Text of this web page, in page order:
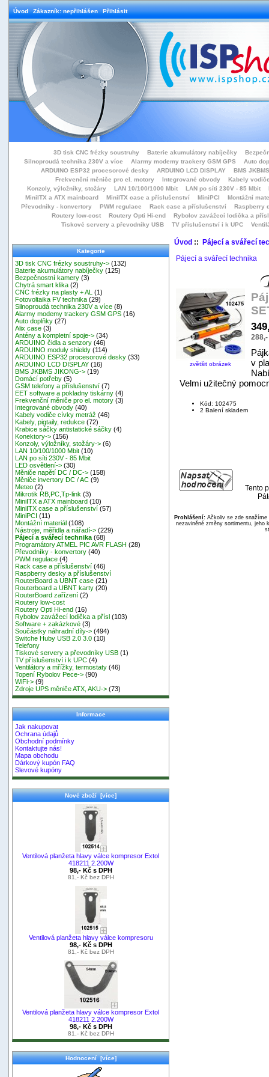
Úvod Zákazník: nepřihlášen Přihlásit
3D tisk CNC frézky soustruhy Baterie akumulátory nabíječky
Silnoproudá technika 230V a více
Alarmy modemy trackery GSM GPS
Auto
ARDUINO ESP32 procesorové desky
ARDUINO LCD DISPLAY
BMS
Frekvenční měniče pro el. motory
Integrované obvody
Kabely
Konzoly, výložníky, stožáry
LAN 10/100/1000 Mbit LAN po síti 230V - 85 Mbit
MiniITX a ATX mainboard
MiniITX case a příslušenství MiniPCI
Montážní
Převodníky - konvertory
PWM regulace Rack case a příslušenství
Raspberry
Routery low-cost
Routery Opti Hi-end
Rybolov zavážecí lodička a přísl
Tiskové servery a převodníky USB
TV příslušenství i k UPC
Kategorie
3D tisk CNC frézky soustruhy-> (132)
Baterie akumulátory nabíječky (125)
Bezpečnostní kamery (3)
Chytrá smart klika (2)
CNC frézky na plasty + AL
(1)
Fotovoltaika FV technika (29)
Silnoproudá technika 230V a více (8)
Alarmy modemy trackery GSM GPS (16)
Auto doplňky (27)
Alix case (3)
Antény a kompletní spoje-> (34)
ARDUINO čidla a senzory (46)
ARDUINO moduly shieldy (114)
ARDUINO ESP32 procesorové desky (33)
ARDUINO LCD DISPLAY (16)
BMS JKBMS JIKONG-> (19)
Domácí potřeby (5)
GSM telefony a příslušenství (7)
EET software a pokladny tiskárny (4)
Frekvenční měniče pro el. motory (3)
Integrované obvody (40)
Kabely vodiče cívky metráž (46)
Kabely, pigtaily, redukce (72)
Krabice sáčky antistatické sáčky (4)
Konektory-> (156)
Konzoly, výložníky, stožáry-> (6)
LAN 10/100/1000 Mbit (10)
LAN po síti 230V - 85 Mbit
LED osvětlení-> (30)
Měniče napětí DC / DC-> (158)
Měniče invertory DC / AC (9)
Meteo (2)
Mikrotik RB,PC,Tp-link (3)
MiniITX a ATX mainboard (10)
MiniITX case a příslušenství (57)
MiniPCI (11)
Montážní materiál (108)
Nástroje, měřidla a nářadí-> (229)
Pájecí a svářecí technika (68)
Programátory ATMEL PIC AVR FLASH (28)
Převodníky - konvertory (40)
PWM regulace (4)
Rack case a příslušenství (46)
Raspberry desky a příslušenství
RouterBoard a UBNT case (21)
Routerboard a UBNT karty (20)
RouterBoard zařízení (2)
Routery low-cost
Routery Opti Hi-end (16)
Rybolov zavážecí lodička a přísl (103)
Software + zakázkové (3)
Součástky náhradní díly-> (494)
Switche Huby USB 2.0 3.0 (10)
Telefony
Tiskové servery a převodníky USB (1)
TV příslušenství i k UPC (4)
Ventilátory a mřížky, termostaty (46)
Topení Rybolov Pece-> (90)
WiFi-> (9)
Zdroje UPS měniče ATX, AKU-> (73)
Informace
Jak nakupovat
Ochrana údajů
Obchodní podmínky
Kontaktujte nás!
Mapa obchodu
Dárkový kupón FAQ
Slevové kupóny
Nové zboží [více]
Ventilová planžeta hlavy válce kompresor Extol
418211 2.200W
98,- Kč s DPH
81,- Kč bez DPH
Ventilová planžeta hlavy válce kompresoru
98,- Kč s DPH
81,- Kč bez DPH
Ventilová planžeta hlavy válce kompresor Extol
418211 2.200W
98,- Kč s DPH
81,- Kč bez DPH
Hodnocení [více]
Úvod:: Pájecí a svářecí
Pájecí a svářecí technika
zvětšit obrázek
v
Velmi užitečný
Kód: 102475
2 Balení skladem
Tento
Prohlášení:Ačkoliv se zde snažíme
nezaviněné změny sortimentu, jeho